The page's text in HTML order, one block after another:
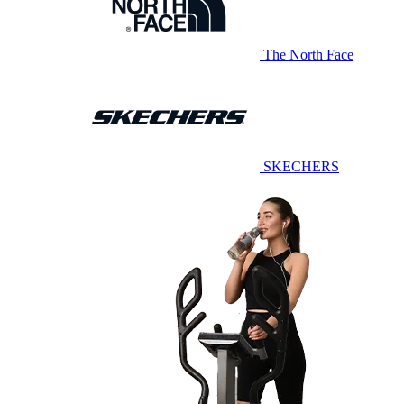
The North Face
SKECHERS